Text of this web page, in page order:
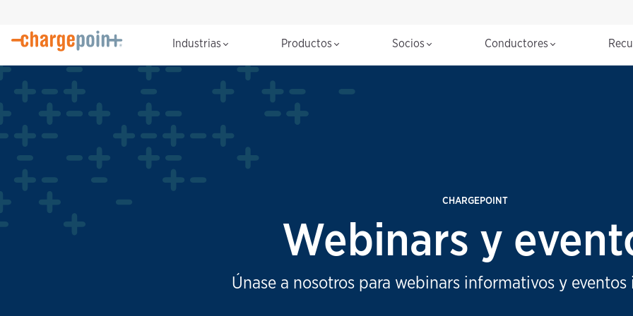
Industrias Productos Socios Conductores
CHARGEPOINT
Webinars y
Únase a nosotros para webinars informativos y eventos